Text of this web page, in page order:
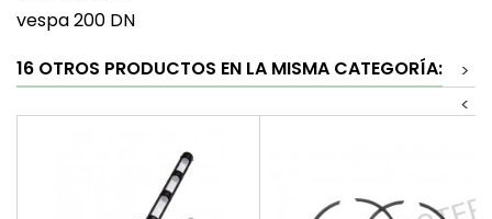
vespa 200 DN
16 OTROS PRODUCTOS EN LA MISMA CATEGORÍA:
>
<